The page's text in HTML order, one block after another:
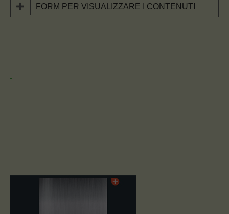
FORM PER VISUALIZZARE I CONTENUTI